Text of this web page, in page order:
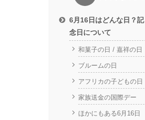
6月16日はどんな日？記
念日について
和菓子の日 / 嘉祥の日
ブルームの日
アフリカの子どもの日
家族送金の国際デー
ほかにもある6月16日